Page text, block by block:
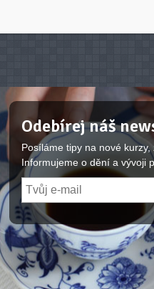
Odebírej náš
Posíláme tipy na nové
Informujeme o dění a vývoji